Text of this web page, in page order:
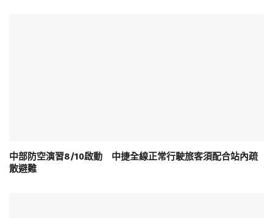
中部防空演習8/10啟動 中捷全線正常行駛旅客須配合站內疏
散避難